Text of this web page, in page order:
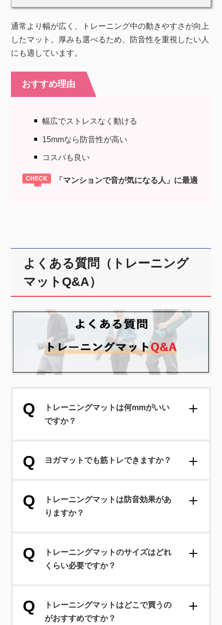
通常より幅が広く、トレーニング中の動きやすさが向上
したマット。厚みも選べるため、防音性を重視したい人
にも適しています。
おすすめ理由
幅広でストレスなく動ける
15mmなら防音性が高い
コスパも良い
「マンションで音が気になる人」に最適
よくある質問（トレーニング
マットQ&A）
トレーニングマットは何mmがいい
ですか？
ヨガマットでも筋トレできますか？
トレーニングマットは防音効果があ
りますか？
トレーニングマットのサイズはどれ
くらい必要ですか？
トレーニングマットはどこで買うの
がおすすめですか？